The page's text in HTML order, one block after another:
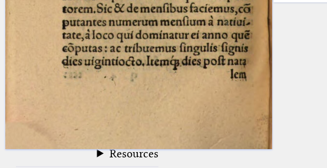
Latin Works
Latin Manuscripts
Latin Early Prints
Images
Resources